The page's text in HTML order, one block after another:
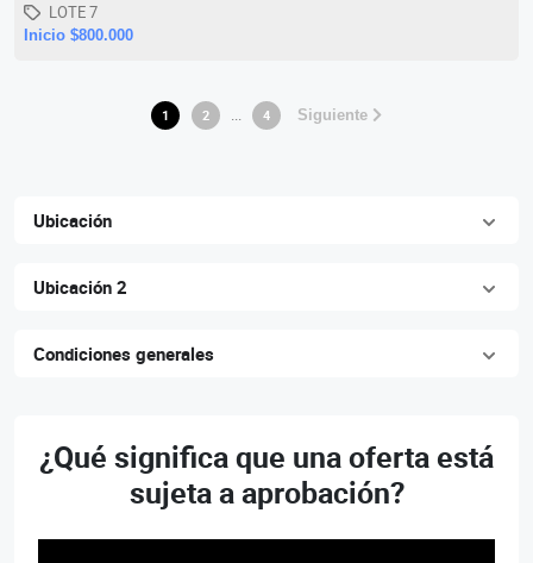
LOTE 7
Inicio $800.000
1 2 ... 4 Siguiente
Ubicación
Ubicación 2
Condiciones generales
¿Qué significa que una oferta está
sujeta a aprobación?